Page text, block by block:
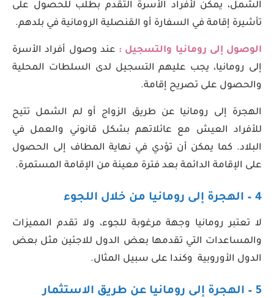
الشمل، يمكن لأفراد الأسرة التقدم بطلب للحصول على
تأشيرة إقامة في السفارة أو القنصلية الرومانية في بلدهم.
الوصول إلى رومانيا والتسجيل : عند وصول أفراد الأسرة
إلى رومانيا، يجب عليهم التسجيل لدى السلطات المحلية
والحصول على تصريح إقامة.
الهجرة إلى رومانيا عن طريق الزواج أو لم الشمل تتيح
للأفراد العيش مع عائلاتهم بشكل قانوني والعمل في
البلاد. كما يمكن أن تؤدي في نهاية المطاف إلى الحصول
على الإقامة الدائمة بعد فترة معينة من الإقامة المستمرة.
4 – الهجرة إلى رومانيا من خلال اللجوء
لا تعتبر رومانيا وجهة مرغوبة للجوء، ولا تقدم المميزات
والمساعدات التي تقدمها بعض الدول للاجئين مثل بعض
الدول الأوروبية وكندا على سبيل المثال.
5 – الهجرة إلى رومانيا عن طريق الاستثمار